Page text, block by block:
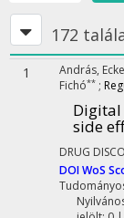
172
1 András,
Fichó** ;
side
DRUG
DOIWoS